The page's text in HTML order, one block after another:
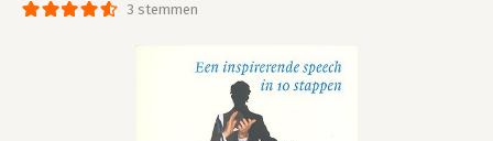
3 stemmen